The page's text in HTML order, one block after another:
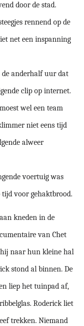
door de stad.
rennend op de
net een inspanning
anderhalf uur dat
clip op internet.
wel een team
niet eens tijd
alweer
voertuig was
tijd voor gehaktbrood.
kneden in de
van Chet
hij naar hun kleine hal
stond al binnen. De
liep het tuinpad af,
Roderick liet
trekken. Niemand